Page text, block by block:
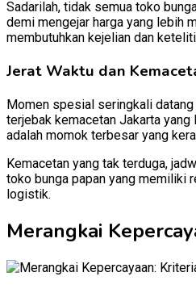
Sadarilah, tidak semua toko
demi mengejar harga yang lebih
membutuhkan kejelian dan
Jerat Waktu dan
Momen spesial seringkali datang
terjebak kemacetan Jakarta
adalah momok terbesar yang
Kemacetan yang tak terduga,
toko bunga papan yang memiliki
logistik.
Merangkai